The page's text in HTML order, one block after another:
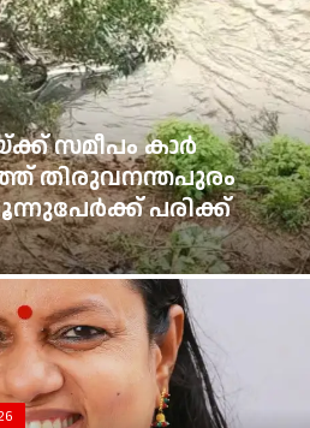
സമീപം കാർ
തിരുവനന്തപുരം
പരിക്ക്